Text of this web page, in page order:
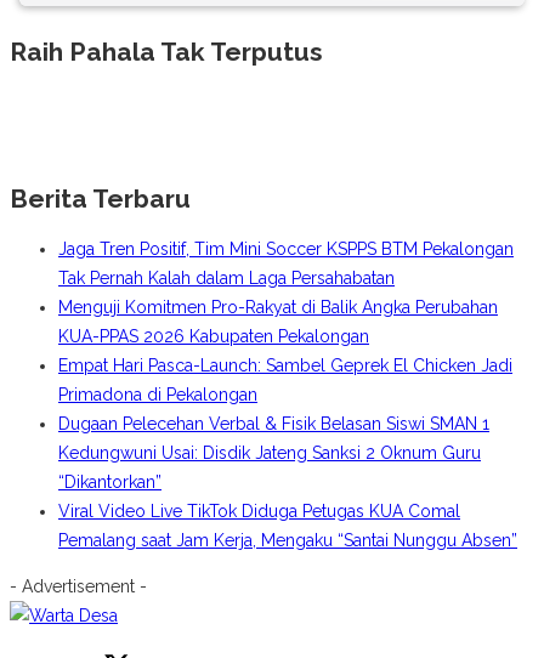
Raih Pahala Tak Terputus
Berita Terbaru
Jaga Tren Positif, Tim Mini Soccer KSPPS BTM Pekalongan
Tak Pernah Kalah dalam Laga Persahabatan
Menguji Komitmen Pro-Rakyat di Balik Angka Perubahan
KUA-PPAS 2026 Kabupaten Pekalongan
Empat Hari Pasca-Launch: Sambel Geprek El Chicken Jadi
Primadona di Pekalongan
Dugaan Pelecehan Verbal & Fisik Belasan Siswi SMAN 1
Kedungwuni Usai: Disdik Jateng Sanksi 2 Oknum Guru
“Dikantorkan”
Viral Video Live TikTok Diduga Petugas KUA Comal
Pemalang saat Jam Kerja, Mengaku “Santai Nunggu Absen”
- Advertisement -